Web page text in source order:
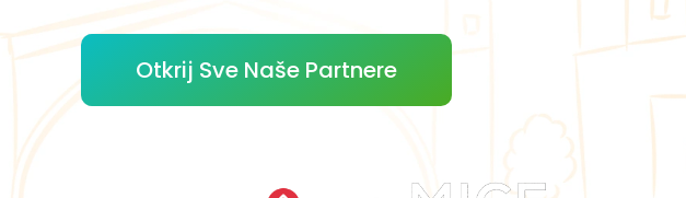
Otkrij Sve Naše Partnere